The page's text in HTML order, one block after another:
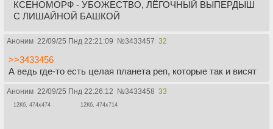
КСЕНОМОРФ - УБОЖЕСТВО, ЛЁГОЧНЫЙ ВЫПЕРДЫШ
С ЛИШАЙНОЙ БАШКОЙ
Аноним 22/09/25 Пнд 22:21:09 №3433457 32
>>3433456
А ведь где-то есть целая планета реп, которые так и висят
Аноним 22/09/25 Пнд 22:26:12 №3433458 33
12Кб, 474x474 12Кб, 474x714